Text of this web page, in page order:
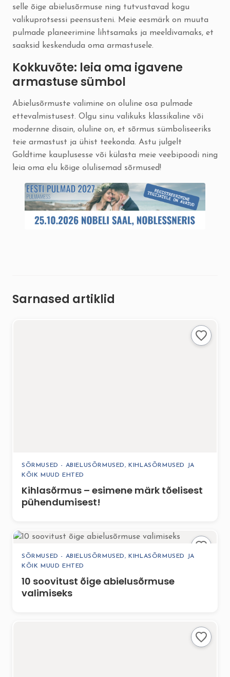
selle õige abielusõrmuse ning tutvustavad kogu
valikuprotsessi peensusteni. Meie eesmärk on muuta
pulmade planeerimine lihtsamaks ja meeldivamaks, et
saaksid keskenduda oma armastusele.
Kokkuvõte: leia oma igavene
armastuse sümbol
Abielusõrmuste valimine on oluline osa pulmade
ettevalmistusest. Olgu sinu valikuks klassikaline või
modernne disain, oluline on, et sõrmus sümboliseeriks
teie armastust ja ühist teekonda. Astu julgelt
Goldtime kauplusesse või külasta meie veebipoodi ning
leia oma elu kõige olulisemad sõrmused!
Sarnased artiklid
SÕRMUSED - ABIELUSÕRMUSED, KIHLASÕRMUSED JA
KÕIK MUUD EHTED
Kihlasõrmus – esimene märk tõelisest
pühendumisest!
SÕRMUSED - ABIELUSÕRMUSED, KIHLASÕRMUSED JA
KÕIK MUUD EHTED
10 soovitust õige abielusõrmuse
valimiseks